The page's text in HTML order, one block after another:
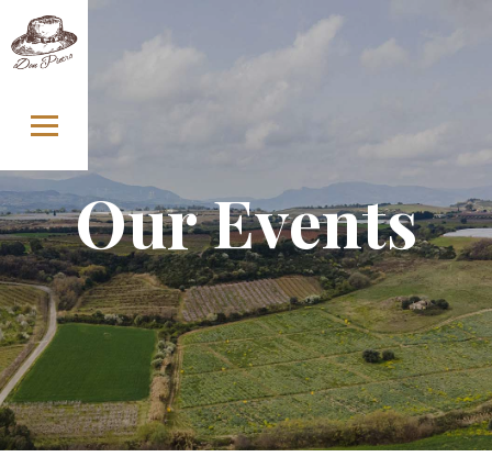
to
content
Our Events